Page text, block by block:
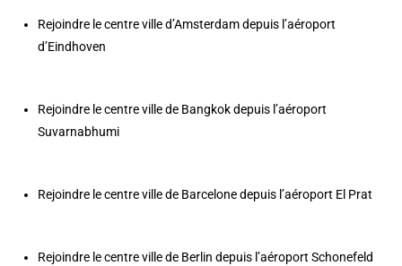
Rejoindre le centre ville d’Amsterdam depuis l’aéroport
d’Eindhoven
Rejoindre le centre ville de Bangkok depuis l’aéroport
Suvarnabhumi
Rejoindre le centre ville de Barcelone depuis l’aéroport El Prat
Rejoindre le centre ville de Berlin depuis l’aéroport Schonefeld